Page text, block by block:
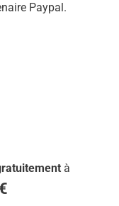
Paypal.
à